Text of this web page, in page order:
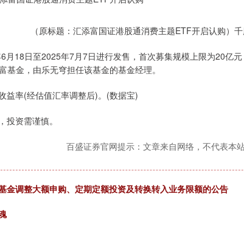
（原标题：汇添富国证港股通消费主题ETF开启认购）
18日至2025年7月7日进行发售，首次募集规模上限为20亿
金，由乐无穹担任该基金的基金经理。
益率(经估值汇率调整后)。(数据宝)
资需谨慎。
百盛证券官网提示：文章来自网络，不代表本站
金调整大额申购、定期定额投资及转换转入业务限额的公告